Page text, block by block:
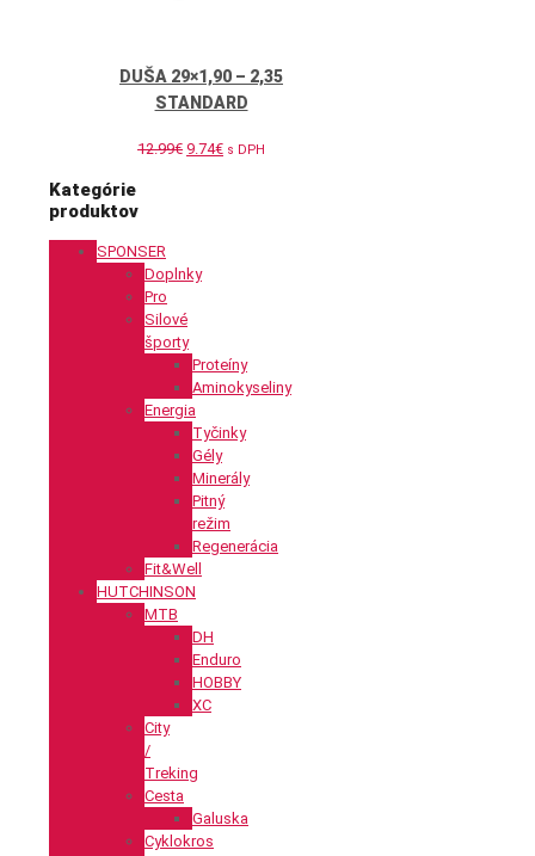
DUŠA 29×1,90 – 2,35
STANDARD
12.99€ Pôvodná
9.74€Aktuálna
s DPH
Kategórie
produktov
SPONSER
Doplnky
Pro
Silové
športy
Proteíny
Aminokyseliny
Energia
Tyčinky
Gély
Minerály
Pitný
režim
Regenerácia
Fit&Well
HUTCHINSON
MTB
DH
Enduro
HOBBY
XC
City
/
Treking
Cesta
Galuska
Cyklokros